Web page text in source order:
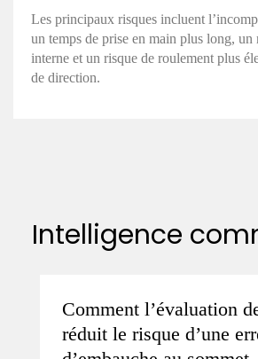
Les principaux risques incluent
un temps de prise en main plus long, un
interne et un risque de roulement plus
de direction.
Intelligence
Comment l’évaluation
réduit le risque d’une